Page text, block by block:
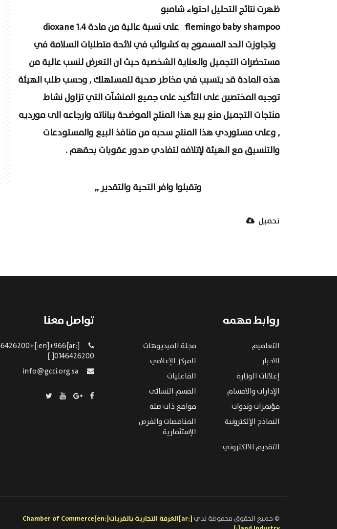
ظهرت نتائج التحليل احتواء شامبو
flemingo baby shampoo على نسبة عالية من مادة1.4 dioxane
وتجاوزت الحد المسموح به كشوائب في لائحة متطلبات السلامة في
مستحضرات التجميل والعناية الشخصية حيث ان التعرض لنسب عالية من
هذه المادة قد يتسبب في مخاطر صحية للمستهلك , وحسب طلب الهيئة
توجيه المختصين على التأكيد على جميع المنشآت التي تزاول نشاط
منتجات التجميل منع بيع هذا المنتج الموضحة بياناته وارجاعه الى مورديه
, وعلى مستوردي هذا المنتج سحبه من منافذ البيع والمستودعات
والتنسيق مع الهيئة لإتلافه لتفادي صدور عقوبات بحقهم .
وتقبلوا وافر التحية والتقدير ,,
تحميل
روابط مهمه
التعاميم
مجلة الفيديوهات
الاخبار
المركز الإعلامي
إعلانات الوزارة
الفاعليات
الإدارات والاقسام
القسم النسائى
مؤتمرات وندوات
مواقع ذات صلة
النماذج الإلكترونية
المناقصات والفرص
الإستثمارية
التقديم الالكتروني
تواصل معنا
0146426200[:]
© جميع الحقوق محفوظة لدي
[:ar]الغرفة التجارية بالقريات[:en]Chamber of Commerce